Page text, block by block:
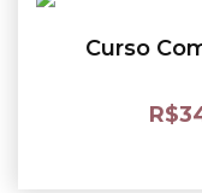
Curso
R$